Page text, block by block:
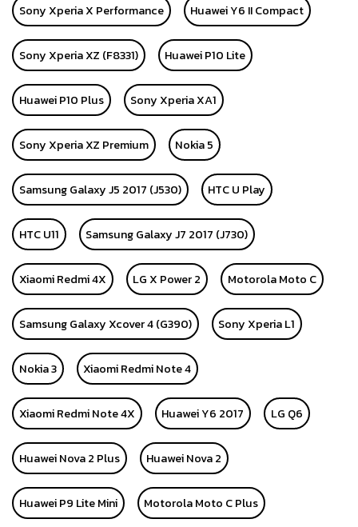
Sony Xperia X Performance Huawei Y6 II Compact
Sony Xperia XZ (F8331) Huawei P10 Lite
Huawei P10 Plus Sony Xperia XA1
Sony Xperia XZ Premium Nokia 5
Samsung Galaxy J5 2017 (J530) HTC U Play
HTC U11 Samsung Galaxy J7 2017 (J730)
Xiaomi Redmi 4X LG X Power 2 Motorola Moto C
Samsung Galaxy Xcover 4 (G390) Sony Xperia L1
Nokia 3 Xiaomi Redmi Note 4
Xiaomi Redmi Note 4X Huawei Y6 2017 LG Q6
Huawei Nova 2 Plus Huawei Nova 2
Huawei P9 Lite Mini Motorola Moto C Plus